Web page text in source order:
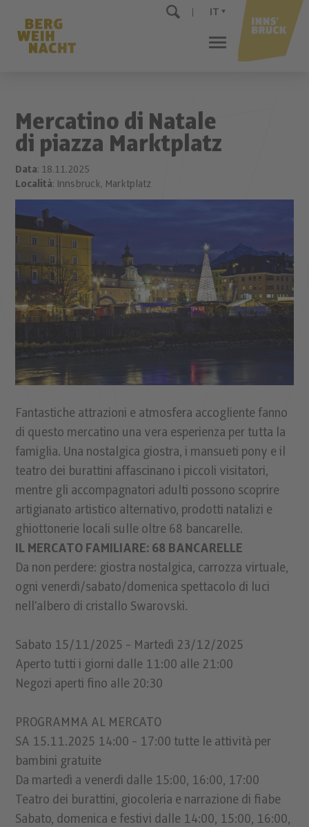
IT
Mercatino di Natale
di piazza Marktplatz
Data: 18.11.2025
Località: Innsbruck, Marktplatz
Fantastiche attrazioni e atmosfera accogliente fanno
di questo mercatino una vera esperienza per tutta la
famiglia. Una nostalgica giostra, i mansueti pony e il
teatro dei burattini affascinano i piccoli visitatori,
mentre gli accompagnatori adulti possono scoprire
artigianato artistico alternativo, prodotti natalizi e
ghiottonerie locali sulle oltre 68 bancarelle.
IL MERCATO FAMILIARE: 68 BANCARELLE
Da non perdere: giostra nostalgica, carrozza virtuale,
ogni venerdì/sabato/domenica spettacolo di luci
nell'albero di cristallo Swarovski.
Sabato 15/11/2025 - Martedì 23/12/2025
Aperto tutti i giorni dalle 11:00 alle 21:00
Negozi aperti fino alle 20:30
PROGRAMMA AL MERCATO
SA 15.11.2025 14:00 - 17:00 tutte le attività per
bambini gratuite
Da martedì a venerdì dalle 15:00, 16:00, 17:00
Teatro dei burattini, giocoleria e narrazione di fiabe
Sabato, domenica e festivi dalle 14:00, 15:00, 16:00,